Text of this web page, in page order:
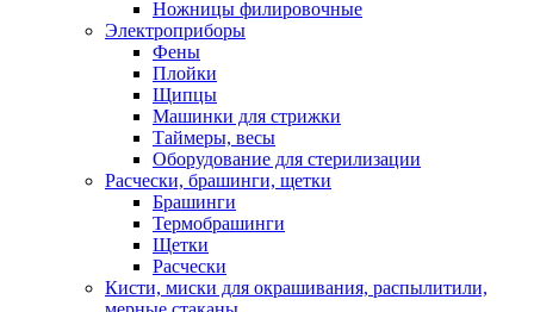
Ножницы филировочные
Электроприборы
Фены
Плойки
Щипцы
Машинки для стрижки
Таймеры, весы
Оборудование для стерилизации
Расчески, брашинги, щетки
Брашинги
Термобрашинги
Щетки
Расчески
Кисти, миски для окрашивания, распылитили,